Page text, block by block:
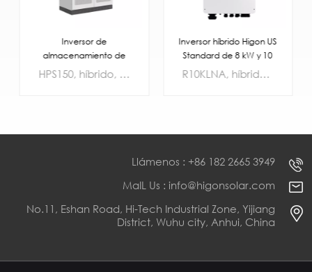
Inversor de
almacenamiento de
energía híbrido HigonHPS150, híbrido, batería de 352~600 V CC, 400 V trifásico, 50 Hz
Inversor híbrido Higon US
Standard de 8 kW y 10
kW, 48 V CC, 120/240 V
R10KLNA, híbrido, batería de 48 V CC, fase dividida de 120/240 V, 60 Hz
APRENDE
MÁS
Llámenos : +86 182 2665 3949
MaIL Us : info@higonsolar.com
No.11, Eshan Road, Hi-Tech Industrial Zone, Yijiang
District, Wuhu city, Anhui, China